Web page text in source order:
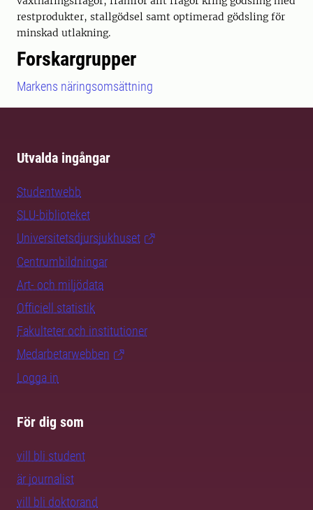
restprodukter, stallgödsel samt optimerad gödsling för
minskad utlakning.
Forskargrupper
Markens näringsomsättning
Utvalda ingångar
Studentwebb
SLU-biblioteket
Universitetsdjursjukhuset
Centrumbildningar
Art- och miljödata
Officiell statistik
Fakulteter och institutioner
Medarbetarwebben
Logga in
För dig som
vill bli student
är journalist
vill bli doktorand